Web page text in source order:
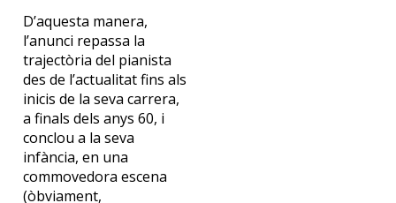
D’aquesta manera,
l’anunci repassa la
trajectòria del pianista
des de l’actualitat fins als
inicis de la seva carrera,
a finals dels anys 60, i
conclou a la seva
infància, en una
commovedora escena
(òbviament,